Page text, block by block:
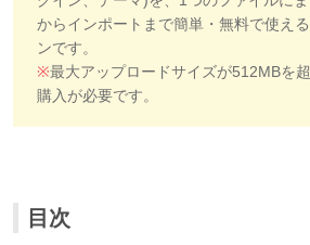
からインポートまで簡単・無料で使え
ンです。
※最大アップロードサイズが512MBを
購入が必要です。
目次